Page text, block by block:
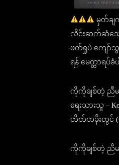
မှတ်ချ
လိင်းဆက်ဆံသော
ဖတ်ရှုပဲ ကျော်သွ
ရန် မေတ္တာရပ်
ကိုကိုချစ်တဲ့ ညီ
ရေးသားသူ –
တိတ်တခိုးတွင်
ကိုကိုချစ်တဲ့ ညီမ